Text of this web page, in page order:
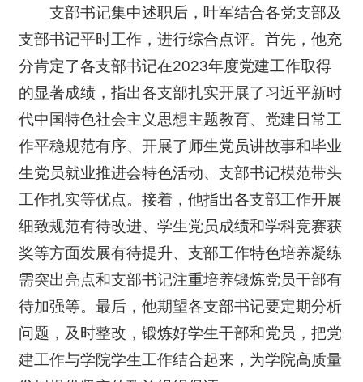
支部书记集中述职后，叶军结合各党支部及
支部书记平时工作，进行综合点评。首先，他充
分肯定了各支部书记在2023年度党建工作取得
的显著成绩，指出各支部扎实开展了习近平新时
代中国特色社会主义思想主题教育、党建日常工
作平稳规范有序、开展了师生党员讲故事和毕业
生党员就业推进会特色活动、支部书记模范带头
工作扎实等优点。接着，他指出各支部工作开展
细致规范有待改进、学生党员成绩和学科竞赛获
奖等方面发展有待提升、支部工作特色培养凝练
需突出亮点和支部书记注重培养锻炼党员干部有
待加强等。最后，他期望各支部书记要定期分析
问题，及时整改，锻炼好学生干部和党员，把党
建工作与学院学生工作结合起来，为学院高质量